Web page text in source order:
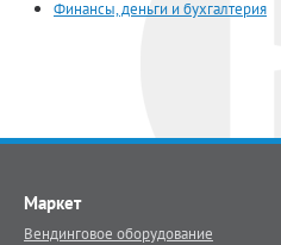
Финансы, деньги и бухгалтерия
Маркет
Вендинговое оборудование